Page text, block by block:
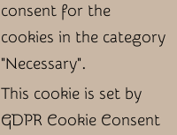
consent for the
cookies in the category
"Necessary".
This cookie is set by
GDPR Cookie Consent